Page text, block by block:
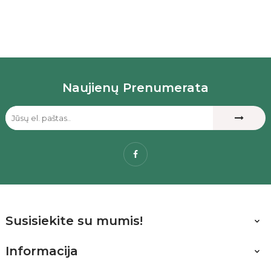
Naujienų Prenumerata
Facebook
Susisiekite su mumis! 
Informacija 